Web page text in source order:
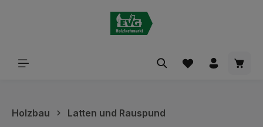
Holzbau Latten und Rauspund